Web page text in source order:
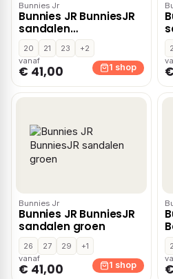
Bunnies Jr
Bunnies JR BunniesJR
sandalen
donkerblauw
20 21 23
+2
vanaf
€ 41,00 1 shop
Bunnies Jr
Bunnies JR BunniesJR
sandalen groen
26 27 29
+1
vanaf
€ 41,00 1 shop